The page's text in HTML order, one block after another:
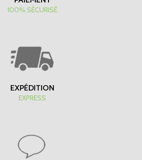
100% SÉCURISÉ
EXPÉDITION
EXPRESS